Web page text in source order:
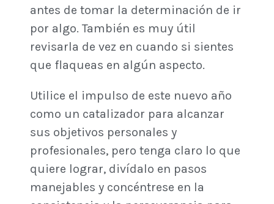
antes de tomar la determinación de ir
por algo. También es muy útil
revisarla de vez en cuando si sientes
que flaqueas en algún aspecto.
Utilice el impulso de este nuevo año
como un catalizador para alcanzar
sus objetivos personales y
profesionales, pero tenga claro lo que
quiere lograr, divídalo en pasos
manejables y concéntrese en la